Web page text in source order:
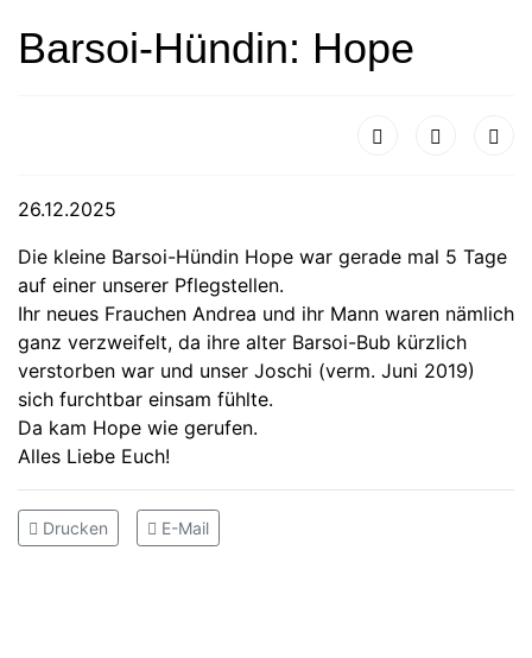
Barsoi-Hündin: Hope
26.12.2025
Die kleine Barsoi-Hündin Hope war gerade mal 5 Tage
auf einer unserer Pflegstellen.
Ihr neues Frauchen Andrea und ihr Mann waren nämlich
ganz verzweifelt, da ihre alter Barsoi-Bub kürzlich
verstorben war und unser Joschi (verm. Juni 2019)
sich furchtbar einsam fühlte.
Da kam Hope wie gerufen.
Alles Liebe Euch!
Drucken E-Mail